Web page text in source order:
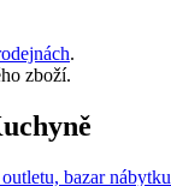
.
zboží.